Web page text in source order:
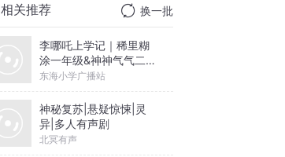
相关推荐 换一批
李哪吒上学记｜稀里糊
涂一年级&神神气气二年
级
东海小学广播站
神秘复苏|悬疑惊悚|灵
异|多人有声剧
北冥有声